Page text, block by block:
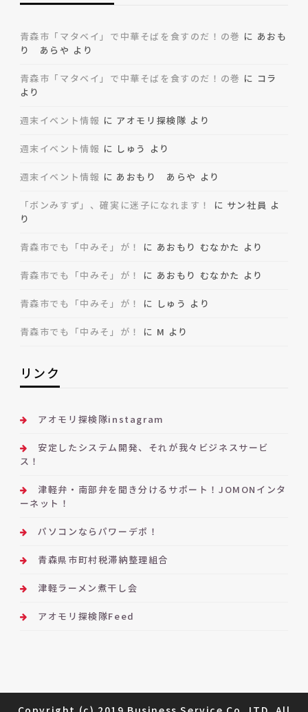
青森市「マタベイ」で中華そばを食すのだ！の巻 に あおも
り あらや より
青森市「マタベイ」で中華そばを食すのだ！の巻 に コラ
より
週末イベント情報 に アオモリ探検隊 より
週末イベント情報 に しゅう より
週末イベント情報 に あおもり あらや より
「ボンみすず」、確実に迷子になれます！ に サン社員 よ
り
青森市でも「中みそ」が！ に あおもり むなかた より
青森市でも「中みそ」が！ に あおもり むなかた より
青森市でも「中みそ」が！ に しゅう より
青森市でも「中みそ」が！ に M より
リンク
アオモリ探検隊instagram
安定したシステム開発、それが我々ビジネスサービ
ス！
津軽弁・南部弁を聞き分けるサポート！JOMONインタ
ーネット！
パソコンならパワーデポ！
青森県市町村税滞納整理組合
津軽ラーメン煮干し会
アオモリ探検隊Feed